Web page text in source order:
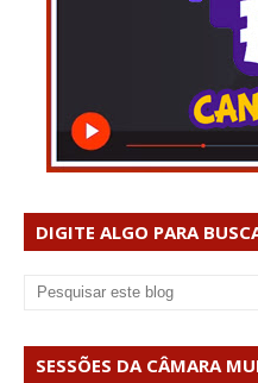
DIGITE ALGO PARA
SESSÕES DA CÂMARA